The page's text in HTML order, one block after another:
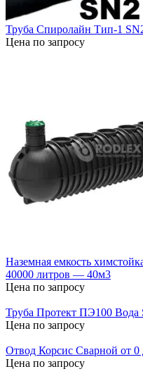
Труба Спиролайн Тип-1
Цена по запросу
Наземная емкость
40000 литров — 40м3
Цена по запросу
Труба Протект ПЭ100 Вода
Цена по запросу
Отвод Корсис Сварной от
Цена по запросу